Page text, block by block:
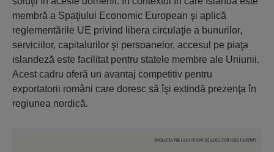
membră a Spaţiului Economic European şi aplică
reglementările UE privind libera circulaţie a bunurilor,
serviciilor, capitalurilor şi persoanelor, accesul pe piaţa
islandeză este facilitat pentru statele membre ale Uniunii.
Acest cadru oferă un avantaj competitiv pentru
exportatorii români care doresc să îşi extindă prezenţa în
regiunea nordică.